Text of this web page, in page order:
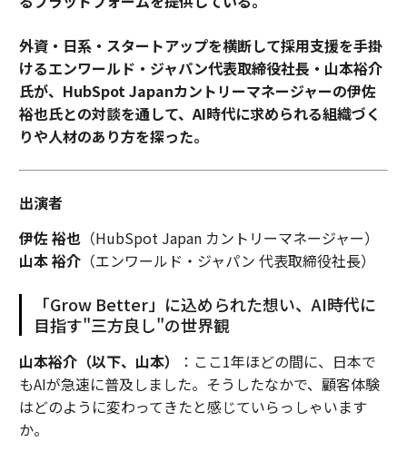
外資・日系・スタートアップを横断して採用支援を手掛
けるエンワールド・ジャパン代表取締役社長・山本裕介
氏が、HubSpot Japanカントリーマネージャーの伊佐
裕也氏との対談を通して、AI時代に求められる組織づく
りや人材のあり方を探った。
出演者
伊佐 裕也（HubSpot Japan カントリーマネージャー）
山本 裕介（エンワールド・ジャパン 代表取締役社長）
「Grow Better」に込められた想い、AI時代に
目指す"三方良し"の世界観
山本裕介（以下、山本）
：ここ1年ほどの間に、日本で
もAIが急速に普及しました。そうしたなかで、顧客体験
はどのように変わってきたと感じていらっしゃいます
か。